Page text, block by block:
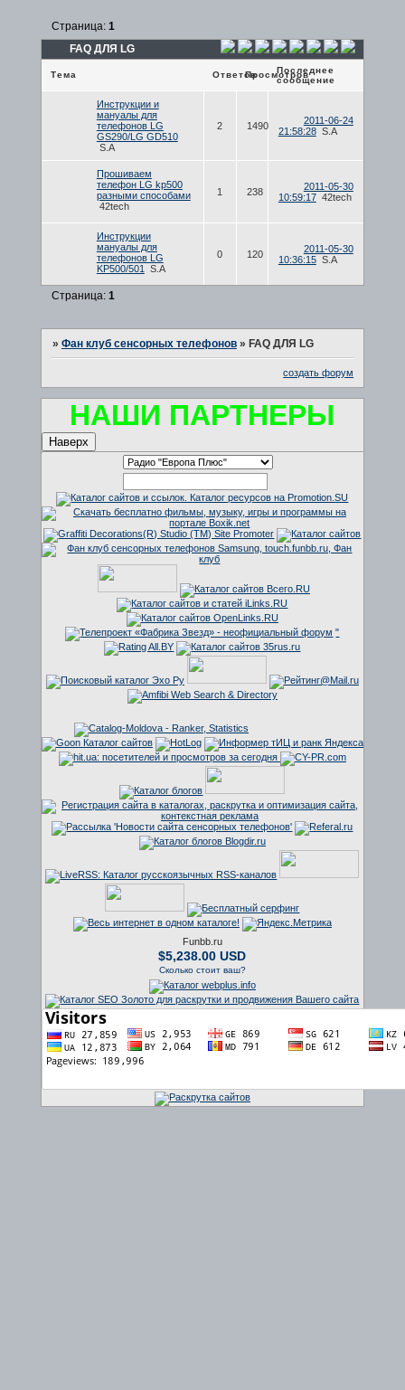
FAQ ДЛЯ LG
Страница: 1
Тема ОтветовПросмотров
Последнее
сообщение
Инструкции и
мануалы для
телефонов LG
GS290/LG GD510
S.A
2 1490
2011-06-24
21:58:28 S.A
Прошиваем
телефон LG kp500
разными способами
42tech
1 238
2011-05-30
10:59:17 42tech
Инструкции
мануалы для
телефонов LG
KP500/501
S.A
0 120
2011-05-30
10:36:15 S.A
Страница: 1
» Фан клуб сенсорных телефонов » FAQ ДЛЯ LG
создать форум
НАШИ ПАРТНЕРЫ
Наверх
"
Funbb.ru
$5,238.00 USD
Сколько стоит ваш?